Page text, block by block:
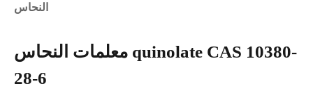
النحاس
معلمات النحاس quinolate CAS 10380-
28-6